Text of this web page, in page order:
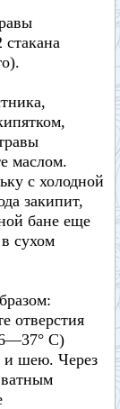
стакана
маслом.
с холодной
закипит,
бане еще
сухом
отверстия
С)
и шею. Через